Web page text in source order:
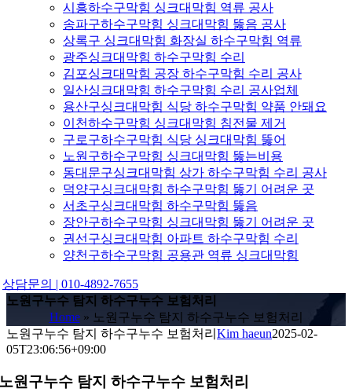
시흥하수구막힘 싱크대막힘 역류 공사
송파구하수구막힘 싱크대막힘 뚫음 공사
상록구 싱크대막힘 화장실 하수구막힘 역류
광주싱크대막힘 하수구막힘 수리
김포싱크대막힘 공장 하수구막힘 수리 공사
일산싱크대막힘 하수구막힘 수리 공사업체
용산구싱크대막힘 식당 하수구막힘 약품 안돼요
이천하수구막힘 싱크대막힘 침전물 제거
구로구하수구막힘 식당 싱크대막힘 뚫어
노원구하수구막힘 싱크대막힘 뚫는비용
동대문구싱크대막힘 상가 하수구막힘 수리 공사
덕양구싱크대막힘 하수구막힘 뚫기 어려운 곳
서초구싱크대막힘 하수구막힘 뚫음
장안구하수구막힘 싱크대막힘 뚫기 어려운 곳
권선구싱크대막힘 아파트 하수구막힘 수리
양천구하수구막힘 공용관 역류 싱크대막힘
상담문의 | 010-4892-7655
노원구누수 탐지 하수구누수 보험처리
Home» 노원구누수 탐지 하수구누수 보험처리
노원구누수 탐지 하수구누수 보험처리 Kim haeun2025-02-
05T23:06:56+09:00
원구누수 탐지 하수구누수 보험처리